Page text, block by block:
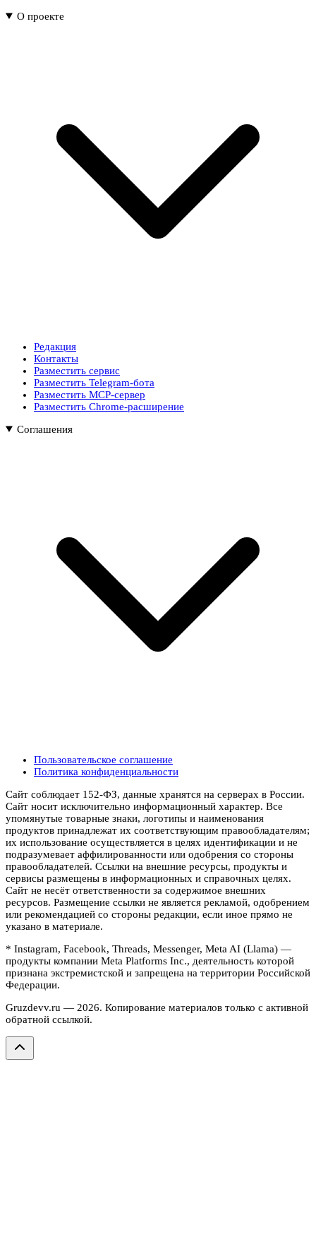
О проекте
Редакция
Контакты
Разместить сервис
Разместить Telegram-бота
Разместить MCP-сервер
Разместить Chrome-расширение
Соглашения
Пользовательское соглашение
Политика конфиденциальности
Сайт соблюдает 152-ФЗ, данные хранятся на серверах в России.
Сайт носит исключительно информационный характер. Все
упомянутые товарные знаки, логотипы и наименования
продуктов принадлежат их соответствующим правообладателям;
их использование осуществляется в целях идентификации и не
подразумевает аффилированности или одобрения со стороны
правообладателей. Ссылки на внешние ресурсы, продукты и
сервисы размещены в информационных и справочных целях.
Сайт не несёт ответственности за содержимое внешних
ресурсов. Размещение ссылки не является рекламой, одобрением
или рекомендацией со стороны редакции, если иное прямо не
указано в материале.
* Instagram, Facebook, Threads, Messenger, Meta AI (Llama) —
продукты компании Meta Platforms Inc., деятельность которой
признана экстремистской и запрещена на территории Российской
Федерации.
Gruzdevv.ru — 2026. Копирование материалов только с активной
обратной ссылкой.